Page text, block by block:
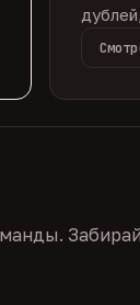
Забирай